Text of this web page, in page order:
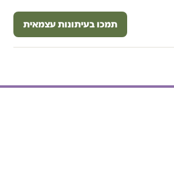
תמכו בעיתונות עצמאית